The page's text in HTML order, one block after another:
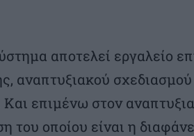
αποτελεί εργαλείο
αναπτυξιακού
επιμένω στον
του οποίου είναι η